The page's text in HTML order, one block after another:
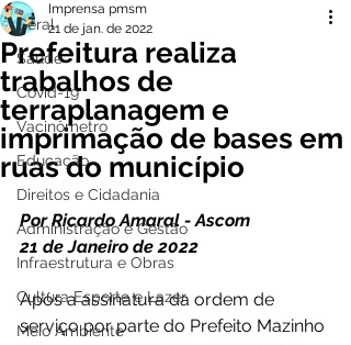
Geral
Saúde
Covid-19
Vacinômetro
Educação
Direitos e Cidadania
Administração e Gestão
Infraestrutura e Obras
Cultura Esporte e Lazer
Meio Ambiente
Prefeitura realiza
trabalhos de
terraplanagem e
imprimação de bases em
ruas do município
Imprensa pmsm
21 de jan. de 2022
Por Ricardo Amaral - Ascom
21 de Janeiro de 2022
Após a assinatura da ordem de
serviço por parte do Prefeito Mazinho